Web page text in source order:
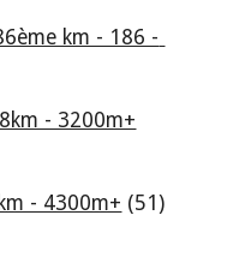
km - 186 -
- 3200m+
- 4300m+ (51)